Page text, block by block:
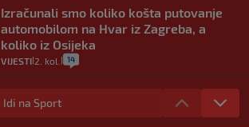
Izračunali smo koliko košta putovanje
automobilom na Hvar iz Zagreba, a
koliko iz Osijeka
VIJESTI 2. kol. 14
"Kći je otišla na more, a zaboravila
zdravstvenu iskaznicu". Kakva su prava
pacijenata izvan mjesta prebivališta?
Idi na Sport